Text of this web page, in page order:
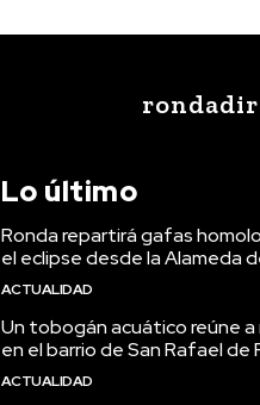
Lo último
Ronda repartirá gafas
el eclipse desde la Alameda
ACTUALIDAD
Un tobogán acuático reúne a
en el barrio de San Rafael de
ACTUALIDAD